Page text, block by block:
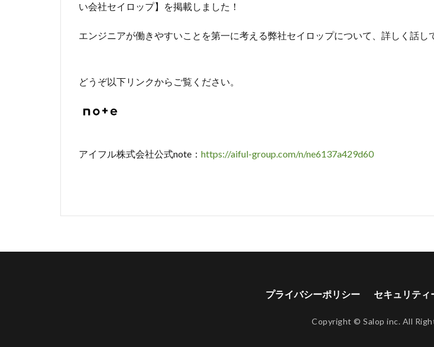
い会社セイロップ】を掲載しました！
エンジニアが働きやすいことを第一に考える弊社セイロップについて、詳しく話し
どうぞ以下リンクからご覧ください。
アイフル株式会社公式note： https://aiful-group.com/n/ne6137a429d60
プライバシーポリシー セキュリティ
Copyright © Salop inc. All